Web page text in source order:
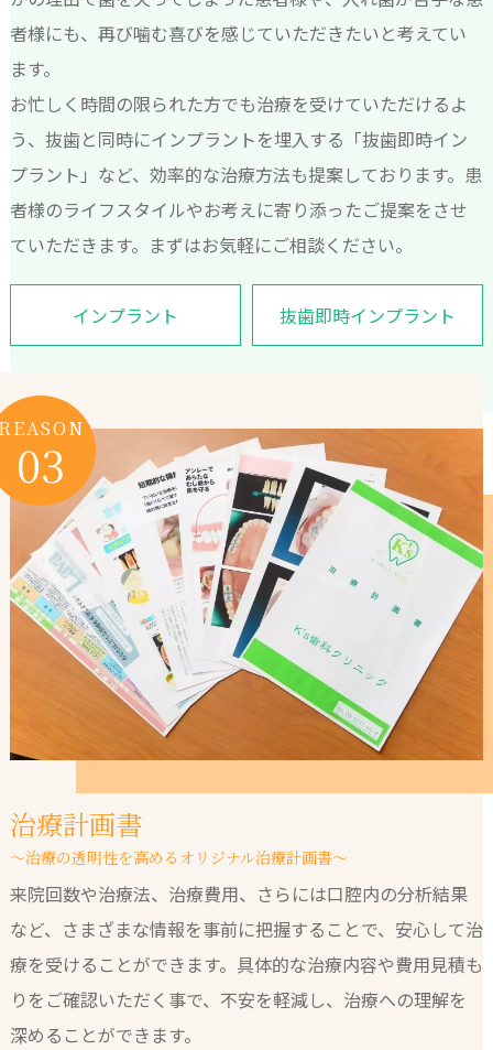
者様にも、再び噛む喜びを感じていただきたいと考えてい
ます。
お忙しく時間の限られた方でも治療を受けていただけるよ
う、抜歯と同時にインプラントを埋入する「抜歯即時イン
プラント」など、効率的な治療方法も提案しております。患
者様のライフスタイルやお考えに寄り添ったご提案をさせ
ていただきます。まずはお気軽にご相談ください。
インプラント 抜歯即時インプラント
03
治療計画書
～治療の透明性を高めるオリジナル治療計画書～
来院回数や治療法、治療費用、さらには口腔内の分析結果
など、さまざまな情報を事前に把握することで、安心して治
療を受けることができます。具体的な治療内容や費用見積も
りをご確認いただく事で、不安を軽減し、治療への理解を
深めることができます。